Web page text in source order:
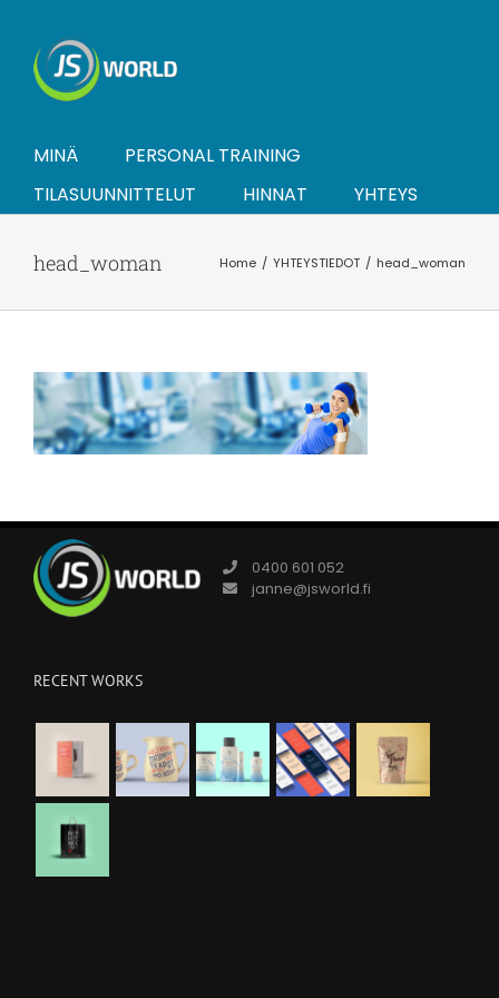
content
MINÄ
PERSONAL TRAINING
TILASUUNNITTELUT
HINNAT YHTEYS
head_woman Home YHTEYSTIEDOT head_woman
0400 601 052
janne@jsworld.fi
RECENT WORKS